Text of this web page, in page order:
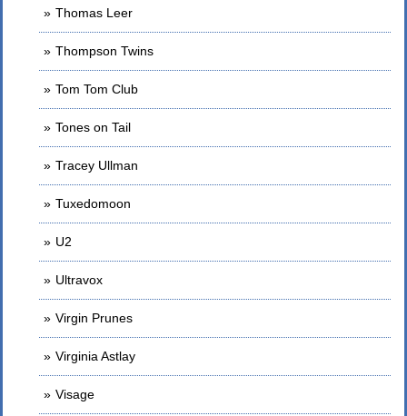
Thomas Leer
Thompson Twins
Tom Tom Club
Tones on Tail
Tracey Ullman
Tuxedomoon
U2
Ultravox
Virgin Prunes
Virginia Astlay
Visage